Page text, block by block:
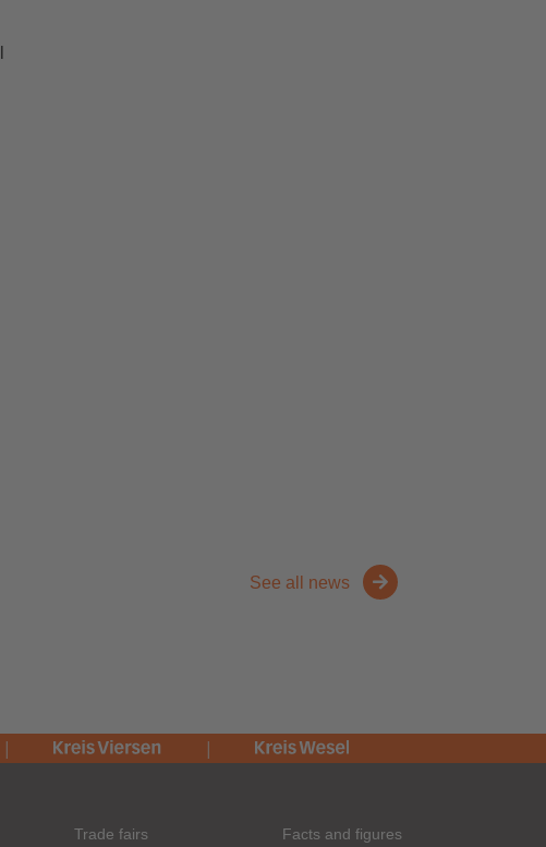
See all news
Trade fairs Facts and figures